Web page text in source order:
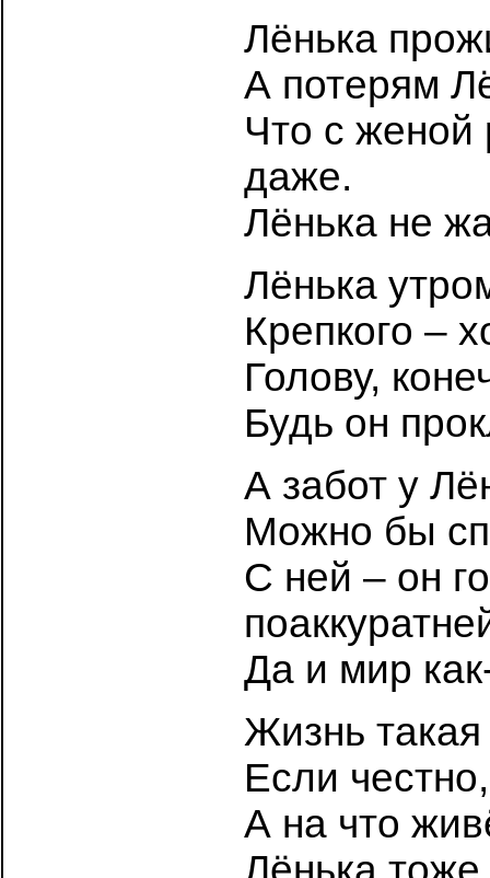
Лёнька
А потерям
Что с женой
даже.
Лёнька не
Лёнька
Крепкого –
Голову,
Будь он
А забот у
Можно бы
С ней – он
Да и мир
Жизнь
Если
А на что